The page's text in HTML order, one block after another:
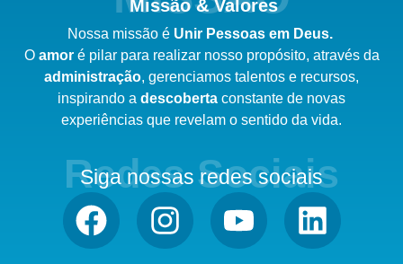
Missão & Valores
Nossa missão é Unir Pessoas em Deus.
O amor é pilar para realizar nosso propósito, através da
administração, gerenciamos talentos e recursos,
inspirando a descoberta constante de novas
experiências que revelam o sentido da vida.
Redes Sociais
Siga nossas redes sociais